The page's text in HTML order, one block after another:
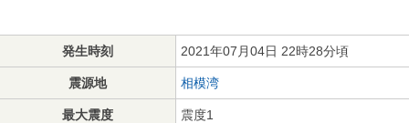
発生時刻 2021年07月04日 22時28分頃
震源地 相模湾
最大震度 震度1